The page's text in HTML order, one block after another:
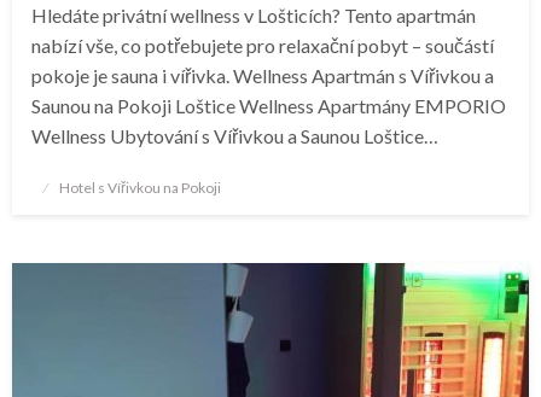
Hledáte privátní wellness v Lošticích? Tento apartmán
nabízí vše, co potřebujete pro relaxační pobyt – součástí
pokoje je sauna i vířivka. Wellness Apartmán s Vířivkou a
Saunou na Pokoji Loštice Wellness Apartmány EMPORIO
Wellness Ubytování s Vířivkou a Saunou Loštice…
PostedHotel s Vířivkou na Pokoji